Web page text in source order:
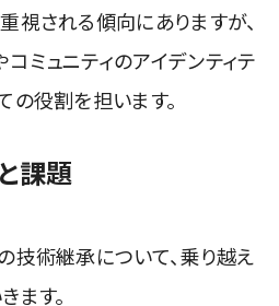
視される傾向にありますが、
ミュニティのアイデンティテ
の役割を担います。
課題
技術継承について、乗り越え
ます。